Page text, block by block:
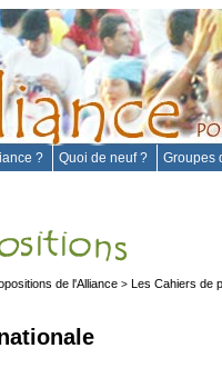
? Quoi de neuf ? Groupes
de l'Alliance > Les Cahiers de